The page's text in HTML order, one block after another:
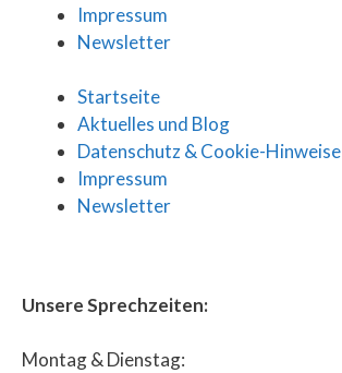
Impressum
Newsletter
Startseite
Aktuelles und Blog
Datenschutz & Cookie-Hinweise
Impressum
Newsletter
Unsere Sprechzeiten:
Montag & Dienstag: